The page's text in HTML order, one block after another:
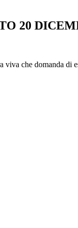
20
che domanda di